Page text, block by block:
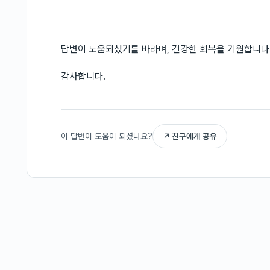
답변이 도움되셨기를 바라며, 건강한 회복을 기원합니
감사합니다.
이 답변이 도움이 되셨나요? ↗ 친구에게 공유